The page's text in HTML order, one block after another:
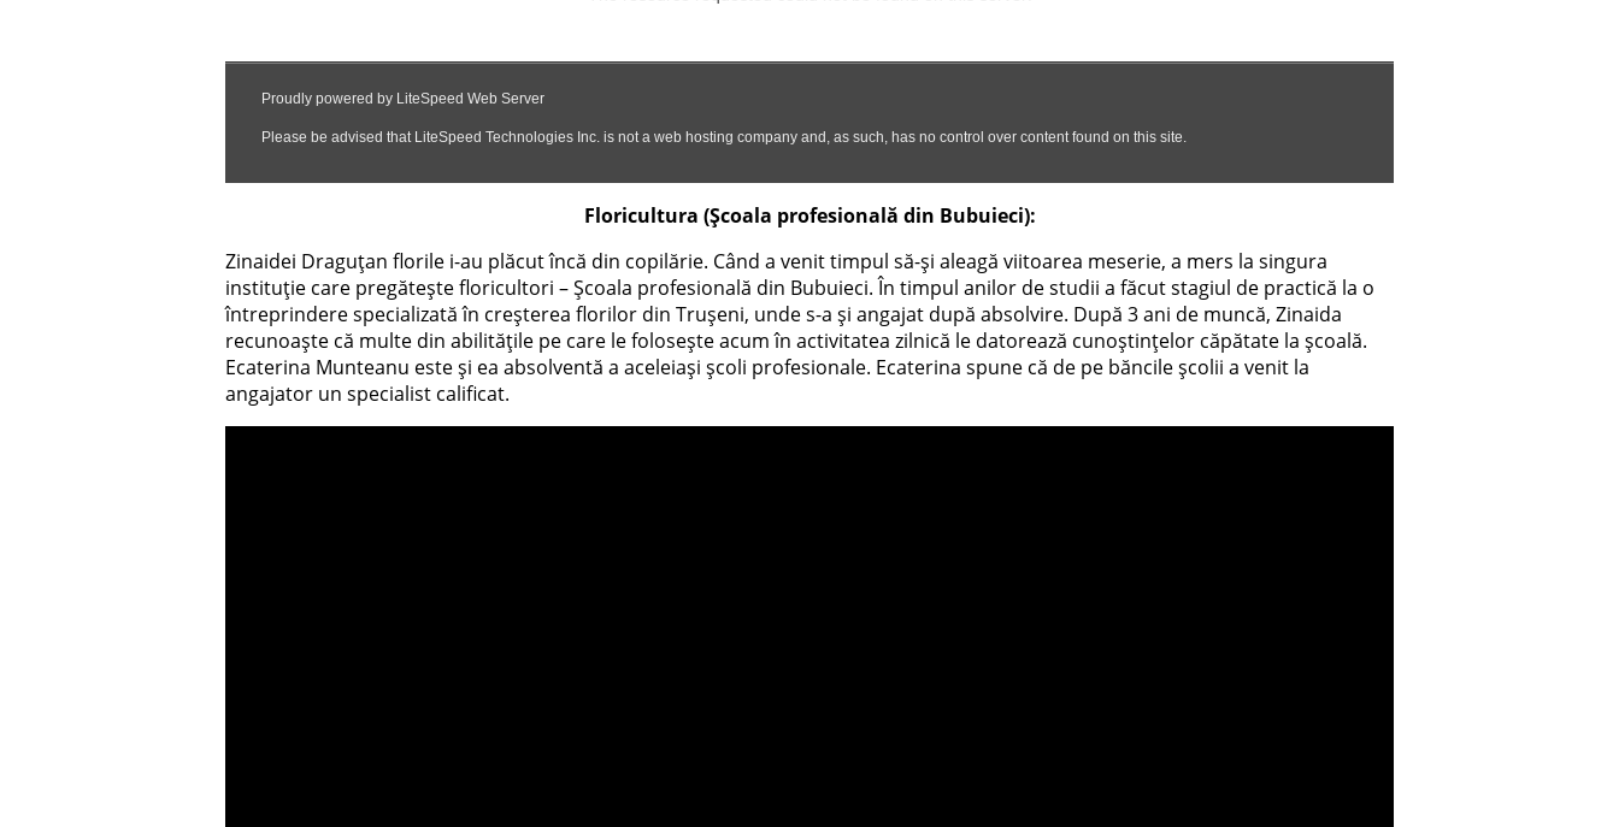
Floricultura (Școala profesională din Bubuieci):
Zinaidei Draguțan florile i-au plăcut încă din copilărie. Când a venit timpul să-și aleagă viitoarea meserie, a mers la singura
instituție care pregătește floricultori – Școala profesională din Bubuieci. În timpul anilor de studii a făcut stagiul de practică la o
întreprindere specializată în creșterea florilor din Trușeni, unde s-a și angajat după absolvire. După 3 ani de muncă, Zinaida
recunoaște că multe din abilitățile pe care le folosește acum în activitatea zilnică le datorează cunoștințelor căpătate la școală.
Ecaterina Munteanu este și ea absolventă a aceleiași școli profesionale. Ecaterina spune că de pe băncile școlii a venit la
angajator un specialist calificat.